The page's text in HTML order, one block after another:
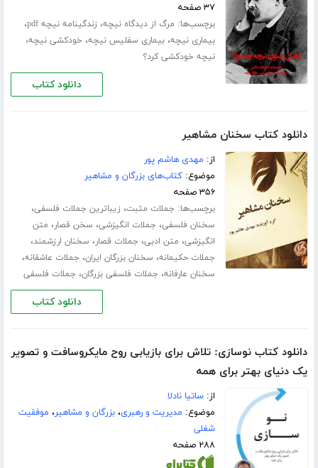
۳۷ صفحه
برچسب‌ها: مرگ از دیدگاه نیچه، زندگینامه نیچه pdf ،
بیماری نیچه،بیماری سفلیس نیچه، خودکشی نیچه،
نیچه خودکشی کرد؟
دانلود کتاب
دانلود کتاب سخنان مشاهیر
از: مهدی هاشم پور
موضوع:کتاب‌های بزرگان و مشاهیر
۳۵۶ صفحه
برچسب‌ها: جملات مثبت، زیباترین جملات فلسفی،
سخنان فلسفی، جملات انگیزشی، سخن قصار، متن
انگیزشی، متن ادبی، جملات قصار، سخنان ارزشمند،
جملات حکیمانه، سخنان بزرگان ایران، جملات عاشقانه،
سخنان عارفانه، جملات فلسفی بزرگان، جملات فلسفی
دانلود کتاب
دانلود کتاب نوسازی: تلاش برای بازیابی روح مایکروسافت و تصویر
یک دنیای بهتر برای همه
از:ساتیا نادلا
موضوع: مدیریت و رهبری،بزرگان و مشاهیر، موفقیت
شغلی
۲۸۸ صفحه